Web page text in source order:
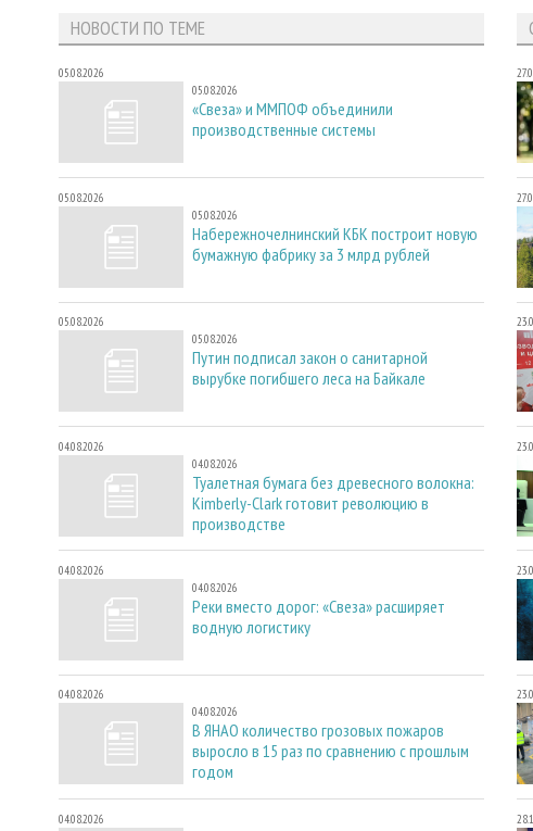
НОВОСТИ ПО ТЕМЕ
05.08.2026
05.08.2026
«Свеза» и ММПОФ объединили
производственные системы
05.08.2026
05.08.2026
Набережночелнинский КБК построит новую
бумажную фабрику за 3 млрд рублей
05.08.2026
05.08.2026
Путин подписал закон о санитарной
вырубке погибшего леса на Байкале
04.08.2026
04.08.2026
Туалетная бумага без древесного волокна:
Kimberly-Clark готовит революцию в
производстве
04.08.2026
04.08.2026
Реки вместо дорог: «Свеза» расширяет
водную логистику
04.08.2026
04.08.2026
В ЯНАО количество грозовых пожаров
выросло в 15 раз по сравнению с прошлым
годом
04.08.2026